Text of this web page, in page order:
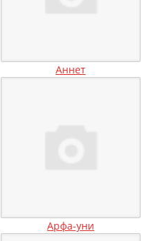
Аннет
Арфа-уни